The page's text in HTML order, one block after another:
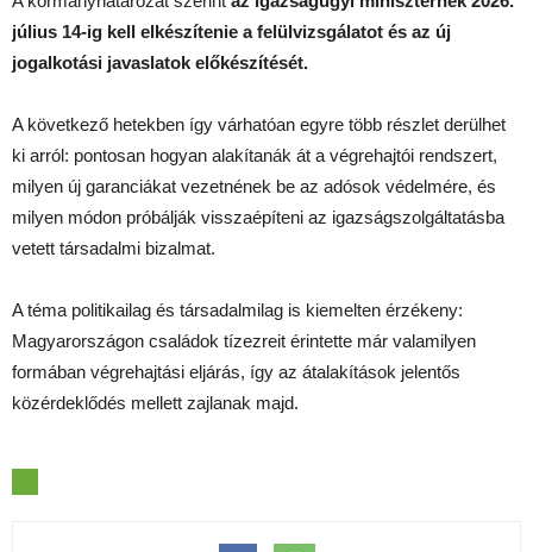
július 14-ig kell elkészítenie a felülvizsgálatot és az új
jogalkotási javaslatok előkészítését.
A következő hetekben így várhatóan egyre több részlet derülhet
ki arról: pontosan hogyan alakítanák át a végrehajtói rendszert,
milyen új garanciákat vezetnének be az adósok védelmére, és
milyen módon próbálják visszaépíteni az igazságszolgáltatásba
vetett társadalmi bizalmat.
A téma politikailag és társadalmilag is kiemelten érzékeny:
Magyarországon családok tízezreit érintette már valamilyen
formában végrehajtási eljárás, így az átalakítások jelentős
közérdeklődés mellett zajlanak majd.